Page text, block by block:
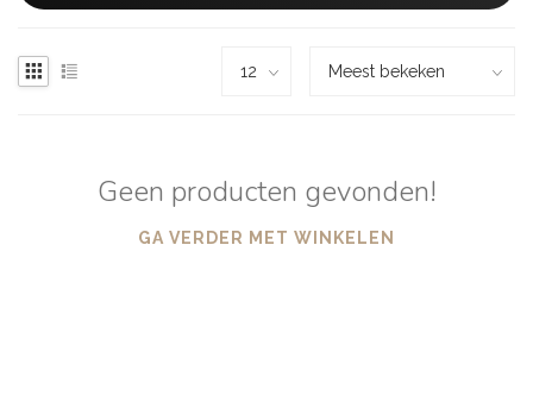
Geen producten gevonden!
GA VERDER MET WINKELEN